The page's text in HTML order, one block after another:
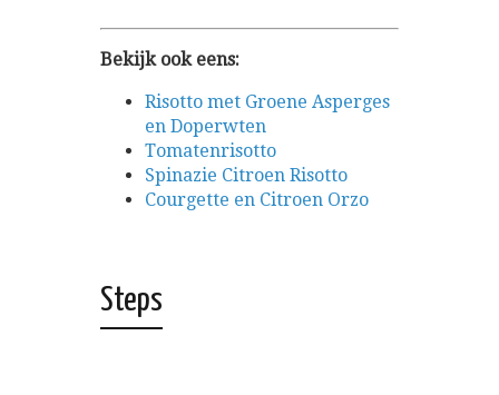
Bekijk ook eens:
Risotto met Groene Asperges
en Doperwten
Tomatenrisotto
Spinazie Citroen Risotto
Courgette en Citroen Orzo
Steps